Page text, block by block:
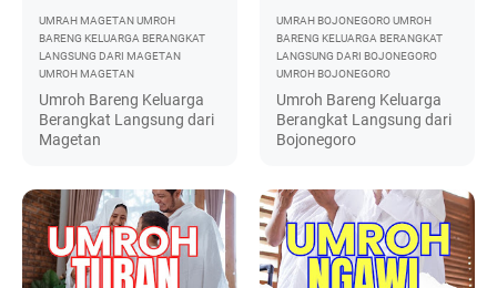
UMRAH MAGETANUMROH
BARENG KELUARGA BERANGKAT
LANGSUNG DARI MAGETAN
UMROH MAGETAN
Umroh Bareng Keluarga
Berangkat Langsung dari
Magetan
UMRAH BOJONEGOROUMROH
BARENG KELUARGA BERANGKAT
LANGSUNG DARI BOJONEGORO
UMROH BOJONEGORO
Umroh Bareng Keluarga
Berangkat Langsung dari
Bojonegoro